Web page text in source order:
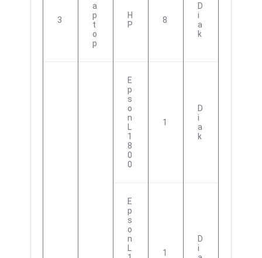
3
A
P
T
O
P
H
P
8
D
I
A
K
E
P
S
O
N
1
8
0
0
1
D
I
A
K
E
P
S
O
N
1
D
I